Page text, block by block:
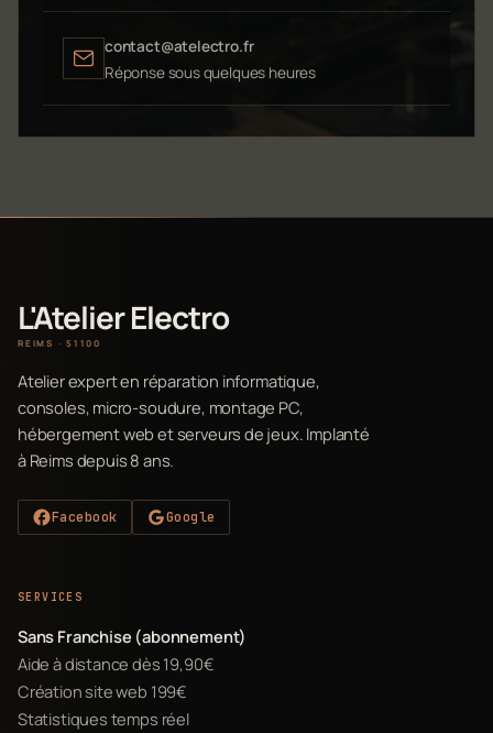
contact@atelectro.fr
Réponse sous quelques heures
L'Atelier Electro
REIMS · 51100
Atelier expert en réparation informatique,
consoles, micro-soudure, montage PC,
hébergement web et serveurs de jeux. Implanté
à Reims depuis 8 ans.
Facebook Google
SERVICES
Sans Franchise (abonnement)
Aide à distance dès 19,90€
Création site web 199€
Statistiques temps réel